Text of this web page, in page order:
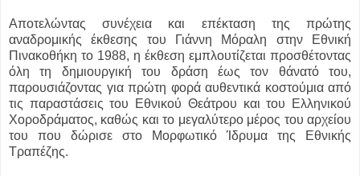
Αποτελώντας συνέχεια και επέκταση της πρώτης
αναδρομικής έκθεσης του Γιάννη Μόραλη στην Εθνική
Πινακοθήκη το 1988, η έκθεση εμπλουτίζεται προσθέτοντας
όλη τη δημιουργική του δράση έως τον θάνατό του,
παρουσιάζοντας για πρώτη φορά αυθεντικά κοστούμια από
τις παραστάσεις του Εθνικού Θεάτρου και του Ελληνικού
Χοροδράματος, καθώς και το μεγαλύτερο μέρος του αρχείου
του που δώρισε στο Μορφωτικό Ίδρυμα της Εθνικής
Τραπέζης.